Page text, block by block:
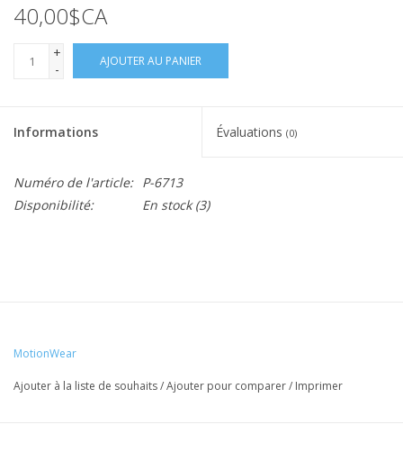
40,00$CA
+
-
AJOUTER AU PANIER
Informations Évaluations (0)
Numéro de l'article: P-6713
Disponibilité:
En stock(3)
MotionWear
Ajouter à la liste de souhaits/Ajouter pour comparer/ Imprimer